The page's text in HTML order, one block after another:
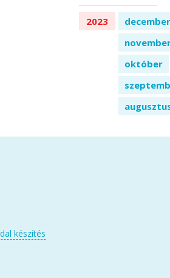
2023
december
október
készítés